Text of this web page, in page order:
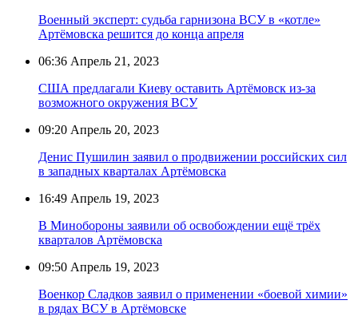
Военный эксперт: судьба гарнизона ВСУ в «котле»
Артёмовска решится до конца апреля
06:36 Апрель 21, 2023
США предлагали Киеву оставить Артёмовск из-за
возможного окружения ВСУ
09:20 Апрель 20, 2023
Денис Пушилин заявил о продвижении российских сил
в западных кварталах Артёмовска
16:49 Апрель 19, 2023
В Минобороны заявили об освобождении ещё трёх
кварталов Артёмовска
09:50 Апрель 19, 2023
Военкор Сладков заявил о применении «боевой химии»
в рядах ВСУ в Артёмовске